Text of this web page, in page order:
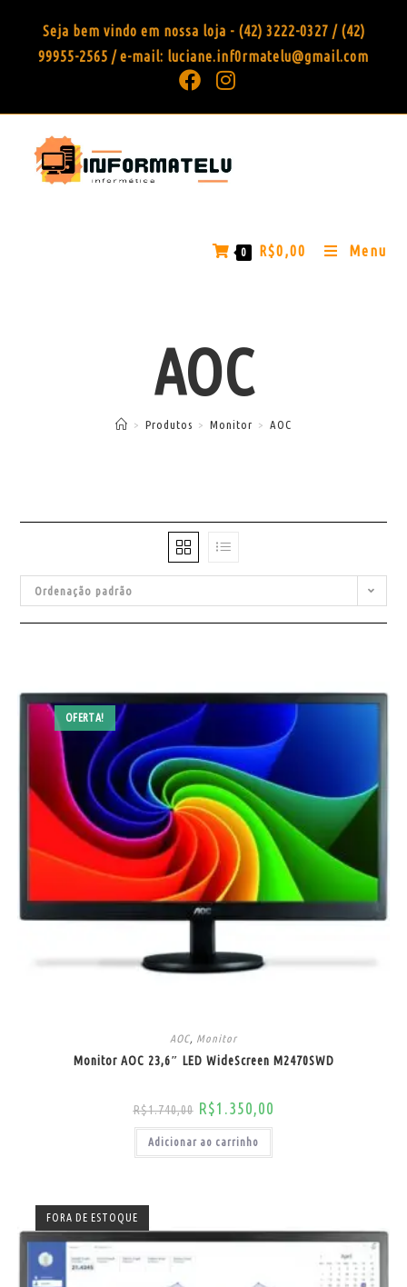
Seja bem vindo em nossa loja - (42) 3222-0327 / (42)
99955-2565 / e-mail: luciane.inf0rmatelu@gmail.com
0 R$0,00 Menu
AOC
> Produtos > Monitor > AOC
Ordenação padrão
OFERTA!
AOC, Monitor
Monitor AOC 23,6″ LED WideScreen M2470SWD
R$1.740,00 R$1.350,00
Adicionar ao carrinho
FORA DE ESTOQUE